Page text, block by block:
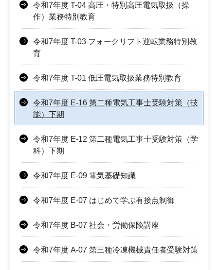
令和7年度 T-04 高圧・特別高圧電気取扱（操
作）業務特別教育
令和7年度 T-03 フォークリフト運転業務特別教
育
令和7年度 T-01 低圧電気取扱業務特別教育
令和7年度 E-16 第二種電気工事士受験対策（技
能）下期
令和7年度 E-12 第二種電気工事士受験対策（学
科）下期
令和7年度 E-09 電気基礎知識
令和7年度 E-07 はじめて学ぶ有接点制御
令和7年度 B-07 社会・労働保険講座
令和7年度 A-07 第三種冷凍機械責任者受験対策